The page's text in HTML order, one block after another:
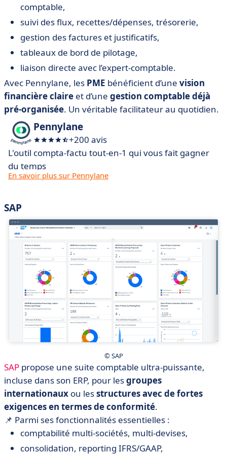
comptable,
suivi des flux, recettes/dépenses, trésorerie,
gestion des factures et justificatifs,
tableaux de bord de pilotage,
liaison directe avec l’expert-comptable.
Avec Pennylane, les PME bénéficient d’une vision
financière claire et d’une gestion comptable déjà
pré-organisée. Un véritable facilitateur au quotidien.
Pennylane
+200 avis
L'outil compta-factu tout-en-1 qui vous fait gagner
du temps
En savoir plus sur Pennylane
SAP
© SAP
SAP propose une suite comptable ultra-puissante,
incluse dans son ERP, pour lesgroupes
internationaux ou lesstructures avec de fortes
exigences en termes de conformité.
📌 Parmi ses fonctionnalités essentielles :
comptabilité multi-sociétés, multi-devises,
consolidation, reporting IFRS/GAAP,